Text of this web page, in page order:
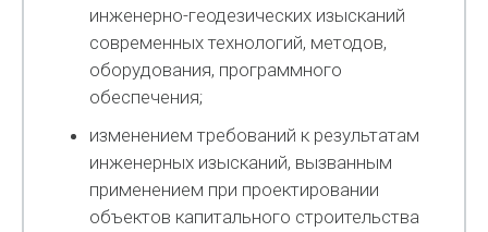
инженерно-геодезических изысканий
современных технологий, методов,
оборудования, программного
обеспечения;
изменением требований к результатам
инженерных изысканий, вызванным
применением при проектировании
объектов капитального строительства